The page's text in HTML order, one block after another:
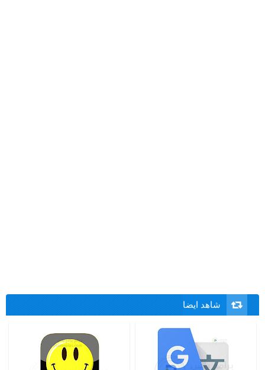
شاهد ايضا